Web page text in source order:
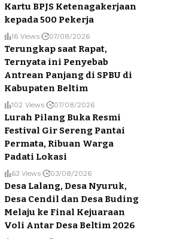
Kartu BPJS Ketenagakerjaan
kepada 500 Pekerja
16 Views 07/08/2026
Terungkap saat Rapat,
Ternyata ini Penyebab
Antrean Panjang di SPBU di
Kabupaten Beltim
102 Views 07/08/2026
Lurah Pilang Buka Resmi
Festival Gir Sereng Pantai
Permata, Ribuan Warga
Padati Lokasi
63 Views 03/08/2026
Desa Lalang, Desa Nyuruk,
Desa Cendil dan Desa Buding
Melaju ke Final Kejuaraan
Voli Antar Desa Beltim 2026